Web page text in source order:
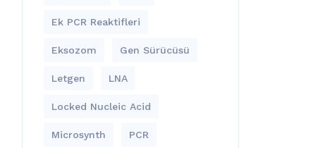
Ek PCR Reaktifleri
Eksozom Gen Sürücüsü
Letgen LNA
Locked Nucleic Acid
Microsynth PCR